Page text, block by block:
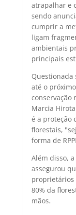
atrapalhar e
sendo
cumprir a
ligam
ambientais
principais
Questionada
até o
conservação
Marcia
é a proteção
florestais,
forma de
Além disso,
assegurou
proprietários
80% da
mãos.